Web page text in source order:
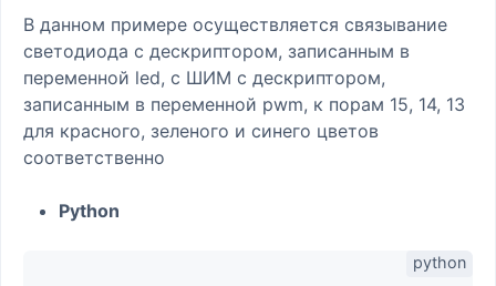
В данном примере осуществляется связывание
светодиода с дескриптором, записанным в
переменной led, с ШИМ с дескриптором,
записанным в переменной pwm, к порам 15, 14, 13
для красного, зеленого и синего цветов
соответственно
Python